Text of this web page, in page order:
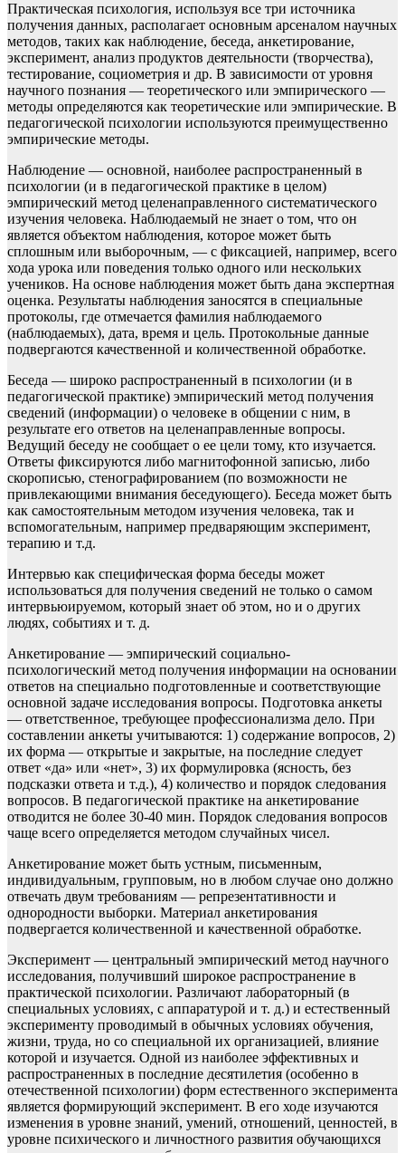
Практическая психология, используя все три источника
получения данных, располагает основным арсеналом научных
методов, таких как наблюдение, беседа, анкетирование,
эксперимент, анализ продуктов деятельности (творчества),
тестирование, социометрия и др. В зависимости от уровня
научного познания — теоретического или эмпирического —
методы определяются как теоретические или эмпирические. В
педагогической психологии используются преимущественно
эмпирические методы.
Наблюдение — основной, наиболее распространенный в
психологии (и в педагогической практике в целом)
эмпирический метод целенаправленного систематического
изучения человека. Наблюдаемый не знает о том, что он
является объектом наблюдения, которое может быть
сплошным или выборочным, — с фиксацией, например, всего
хода урока или поведения только одного или нескольких
учеников. На основе наблюдения может быть дана экспертная
оценка. Результаты наблюдения заносятся в специальные
протоколы, где отмечается фамилия наблюдаемого
(наблюдаемых), дата, время и цель. Протокольные данные
подвергаются качественной и количественной обработке.
Беседа — широко распространенный в психологии (и в
педагогической практике) эмпирический метод получения
сведений (информации) о человеке в общении с ним, в
результате его ответов на целенаправленные вопросы.
Ведущий беседу не сообщает о ее цели тому, кто изучается.
Ответы фиксируются либо магнитофонной записью, либо
скорописью, стенографированием (по возможности не
привлекающими внимания беседующего). Беседа может быть
как самостоятельным методом изучения человека, так и
вспомогательным, например предваряющим эксперимент,
терапию и т.д.
Интервью как специфическая форма беседы может
использоваться для получения сведений не только о самом
интервьюируемом, который знает об этом, но и о других
людях, событиях и т. д.
Анкетирование — эмпирический социально-
психологический метод получения информации на основании
ответов на специально подготовленные и соответствующие
основной задаче исследования вопросы. Подготовка анкеты
— ответственное, требующее профессионализма дело. При
составлении анкеты учитываются: 1) содержание вопросов, 2)
их форма — открытые и закрытые, на последние следует
ответ «да» или «нет», 3) их формулировка (ясность, без
подсказки ответа и т.д.), 4) количество и порядок следования
вопросов. В педагогической практике на анкетирование
отводится не более 30-40 мин. Порядок следования вопросов
чаще всего определяется методом случайных чисел.
Анкетирование может быть устным, письменным,
индивидуальным, групповым, но в любом случае оно должно
отвечать двум требованиям — репрезентативности и
однородности выборки. Материал анкетирования
подвергается количественной и качественной обработке.
Эксперимент — центральный эмпирический метод научного
исследования, получивший широкое распространение в
практической психологии. Различают лабораторный (в
специальных условиях, с аппаратурой и т. д.) и естественный
эксперименту проводимый в обычных условиях обучения,
жизни, труда, но со специальной их организацией, влияние
которой и изучается. Одной из наиболее эффективных и
распространенных в последние десятилетия (особенно в
отечественной психологии) форм естественного эксперимента
является формирующий эксперимент. В его ходе изучаются
изменения в уровне знаний, умений, отношений, ценностей, в
уровне психического и личностного развития обучающихся